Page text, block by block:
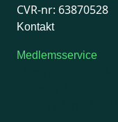
CVR-nr: 63870528
Kontakt
Medlemsservice